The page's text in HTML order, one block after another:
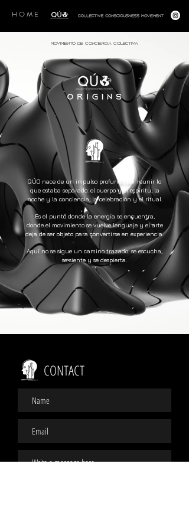
H O M E
MOVIMIENTO DE CONCIENCIA COLECTIVA
QÚO nace de un impulso profundo por reunir lo
que estaba separado: el cuerpo y el espíritu, la
noche y la conciencia, la celebración y el ritual.
Es el punto donde la energía se encuentra,
donde el movimiento se vuelve lenguaje y el arte
deja de ser objeto para convertirse en experiencia.
Aquí no se sigue un camino trazado: se escucha,
se siente y se despierta.
CONTACT